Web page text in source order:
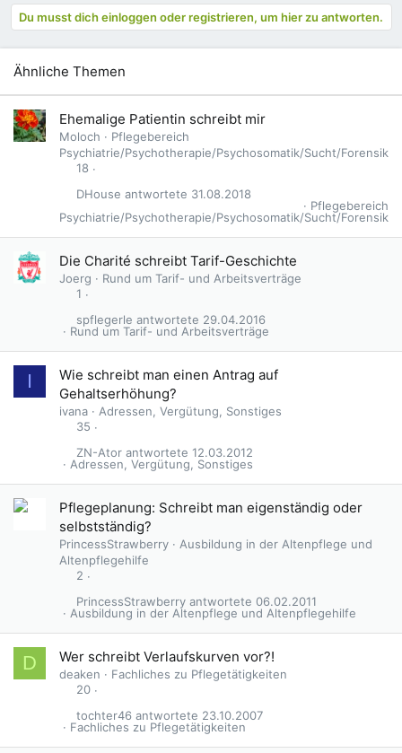
t
n
Du musst dich einloggen oder registrieren, um hier zu antworten.
Ähnliche Themen
Ehemalige Patientin schreibt mir
Moloch
Pflegebereich
Psychiatrie/Psychotherapie/Psychosomatik/Sucht/Forensik
18
Pflegebereich
Psychiatrie/Psychotherapie/Psychosomatik/Sucht/Forensik
31.08.2018
DHouse
Die Charité schreibt Tarif-Geschichte
Joerg
Rund um Tarif- und Arbeitsverträge
1
Rund um Tarif- und Arbeitsverträge
29.04.2016
spflegerle
I
Wie schreibt man einen Antrag auf
Gehaltserhöhung?
ivana
Adressen, Vergütung, Sonstiges
35
Adressen, Vergütung, Sonstiges
12.03.2012
ZN-Ator
Pflegeplanung: Schreibt man eigenständig oder
selbstständig?
PrincessStrawberry
Ausbildung in der Altenpflege und
Altenpflegehilfe
2
Ausbildung in der Altenpflege und Altenpflegehilfe
06.02.2011
PrincessStrawberry
D Wer schreibt Verlaufskurven vor?!
deaken
Fachliches zu Pflegetätigkeiten
20
Fachliches zu Pflegetätigkeiten
23.10.2007
tochter46